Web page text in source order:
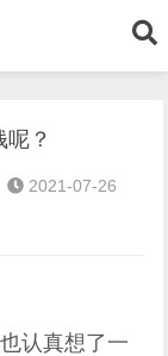
？
2021-07-26
认真想了一